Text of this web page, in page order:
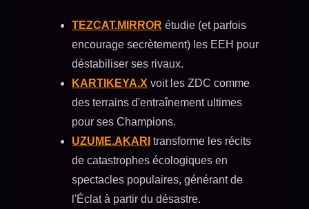
TEZCAT.MIRROR étudie (et parfois
encourage secrètement) les EEH pour
déstabiliser ses rivaux.
KARTIKEYA.X voit les ZDC comme
des terrains d'entraînement ultimes
pour ses Champions.
UZUME.AKARI transforme les récits
de catastrophes écologiques en
spectacles populaires, générant de
l'Éclat à partir du désastre.